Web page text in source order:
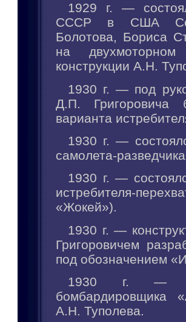
1929 г. —
СССР в США
Болотова, Бориса
на двухмоторном
конструкции А.Н.
1930 г. — под
Д.П.
варианта
1930 г. —
самолета-
1930 г. —
истребителя-
«Жокей»).
1930 г. —
Григоровичем
под обозначением
1930 г. —
бомбардировщика
А.Н. Туполева.